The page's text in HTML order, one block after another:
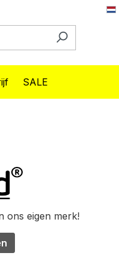
SALE
ons eigen merk!